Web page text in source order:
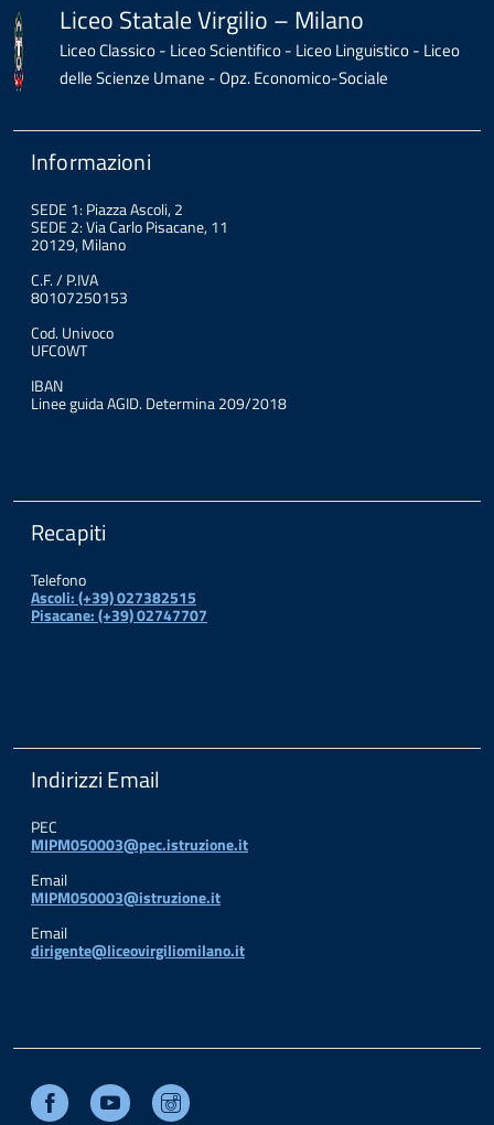
Liceo Statale Virgilio – Milano
Liceo Classico - Liceo Scientifico - Liceo Linguistico - Liceo
delle Scienze Umane - Opz. Economico-Sociale
Informazioni
SEDE 1: Piazza Ascoli, 2
SEDE 2: Via Carlo Pisacane, 11
20129, Milano
C.F. / P.IVA
80107250153
Cod. Univoco
UFC0WT
IBAN
Linee guida AGID. Determina 209/2018
Recapiti
Telefono
Ascoli: (+39) 027382515
Pisacane: (+39) 02747707
Indirizzi Email
PEC
MIPM050003@pec.istruzione.it
Email
MIPM050003@istruzione.it
Email
dirigente@liceovirgiliomilano.it
Facebook Youtube